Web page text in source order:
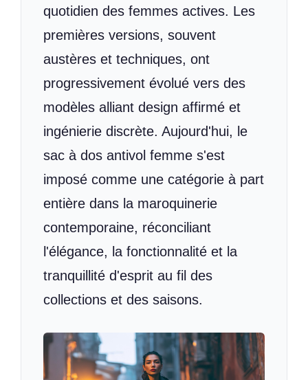
quotidien des femmes actives. Les
premières versions, souvent
austères et techniques, ont
progressivement évolué vers des
modèles alliant design affirmé et
ingénierie discrète. Aujourd'hui, le
sac à dos antivol femme s'est
imposé comme une catégorie à part
entière dans la maroquinerie
contemporaine, réconciliant
l'élégance, la fonctionnalité et la
tranquillité d'esprit au fil des
collections et des saisons.